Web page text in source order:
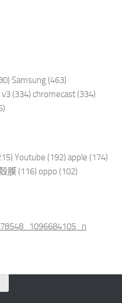
Samsung (463)
v3 (334) chromecast (334)
Youtube (192) apple (174)
膜 (116) oppo (102)